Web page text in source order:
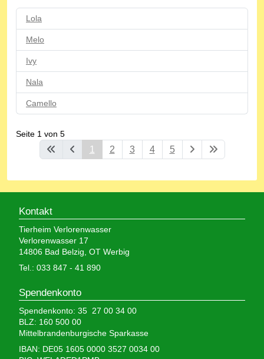
Lola
Melo
Ivy
Nala
Camello
Seite 1 von 5
1 2 3 4 5
Kontakt
Tierheim Verlorenwasser
Verlorenwasser 17
14806 Bad Belzig, OT Werbig
Tel.: 033 847 - 41 890
Spendenkonto
Spendenkonto: 35 27 00 34 00
BLZ: 160 500 00
Mittelbrandenburgische Sparkasse
IBAN: DE05 1605 0000 3527 0034 00